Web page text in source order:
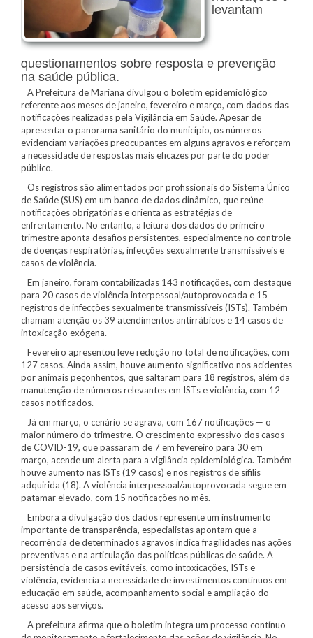
levantam
questionamentos sobre resposta e prevenção
na saúde pública.
A Prefeitura de Mariana divulgou o boletim epidemiológico
referente aos meses de janeiro, fevereiro e março, com dados das
notificações realizadas pela Vigilância em Saúde. Apesar de
apresentar o panorama sanitário do município, os números
evidenciam variações preocupantes em alguns agravos e reforçam
a necessidade de respostas mais eficazes por parte do poder
público.
Os registros são alimentados por profissionais do Sistema Único
de Saúde (SUS) em um banco de dados dinâmico, que reúne
notificações obrigatórias e orienta as estratégias de
enfrentamento. No entanto, a leitura dos dados do primeiro
trimestre aponta desafios persistentes, especialmente no controle
de doenças respiratórias, infecções sexualmente transmissíveis e
casos de violência.
Em janeiro, foram contabilizadas 143 notificações, com destaque
para 20 casos de violência interpessoal/autoprovocada e 15
registros de infecções sexualmente transmissíveis (ISTs). Também
chamam atenção os 39 atendimentos antirrábicos e 14 casos de
intoxicação exógena.
Fevereiro apresentou leve redução no total de notificações, com
127 casos. Ainda assim, houve aumento significativo nos acidentes
por animais peçonhentos, que saltaram para 18 registros, além da
manutenção de números relevantes em ISTs e violência, com 12
casos notificados.
Já em março, o cenário se agrava, com 167 notificações — o
maior número do trimestre. O crescimento expressivo dos casos
de COVID-19, que passaram de 7 em fevereiro para 30 em
março, acende um alerta para a vigilância epidemiológica. Também
houve aumento nas ISTs (19 casos) e nos registros de sífilis
adquirida (18). A violência interpessoal/autoprovocada segue em
patamar elevado, com 15 notificações no mês.
Embora a divulgação dos dados represente um instrumento
importante de transparência, especialistas apontam que a
recorrência de determinados agravos indica fragilidades nas ações
preventivas e na articulação das políticas públicas de saúde. A
persistência de casos evitáveis, como intoxicações, ISTs e
violência, evidencia a necessidade de investimentos contínuos em
educação em saúde, acompanhamento social e ampliação do
acesso aos serviços.
A prefeitura afirma que o boletim integra um processo contínuo